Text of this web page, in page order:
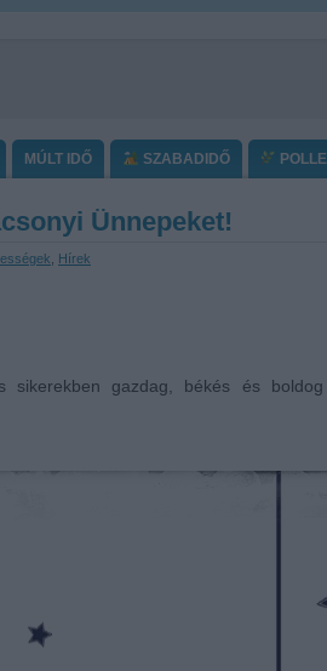
MÚLT IDŐ SZABADIDŐ
Ünnepeket!
Hírek
sikerekben gazdag, békés és